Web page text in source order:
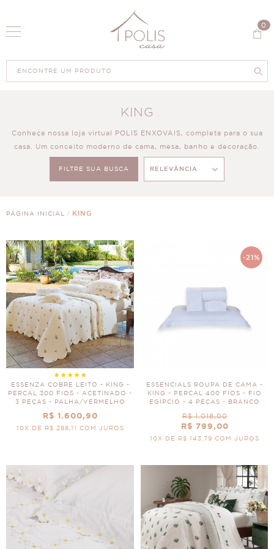
0
KING
Conheça nossa loja virtual POLIS ENXOVAIS, completa para o sua
casa. Um conceito moderno de cama, mesa, banho e decoração.
FILTRE SUA BUSCA RELEVÂNCIA
PÁGINA INICIAL KING
ESSENZA COBRE LEITO - KING -
PERCAL 300 FIOS - ACETINADO -
3 PEÇAS - PALHA/VERMELHO
R$ 1.600,90
10X DE R$ 288,11 COM JUROS
-21%
ESSENCIALS ROUPA DE CAMA -
KING - PERCAL 400 FIOS - FIO
EGÍPCIO - 4 PEÇAS - BRANCO
R$ 1.018,00
R$ 799,00
10X DE R$ 143,79 COM JUROS